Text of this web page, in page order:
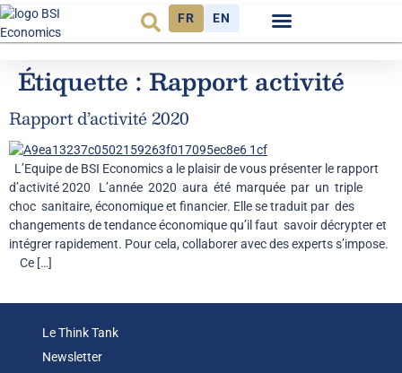
FR EN
Étiquette : Rapport activité
Rapport d’activité 2020
L’Equipe de BSI Economics a le plaisir de vous présenter le rapport
d’activité 2020 L’année 2020 aura été marquée par un triple
choc sanitaire, économique et financier. Elle se traduit par des
changements de tendance économique qu’il faut savoir décrypter et
intégrer rapidement. Pour cela, collaborer avec des experts s’impose.
Ce […]
Le Think Tank
Newsletter